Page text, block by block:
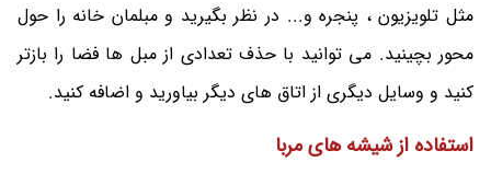
مثل تلویزیون ، پنجره و... در نظر بگیرید و مبلمان خانه را حول
محور بچینید. می توانید با حذف تعدادی از مبل ها فضا را بازتر
کنید و وسایل دیگری از اتاق های دیگر بیاورید و اضافه کنید.
استفاده از شیشه های مربا